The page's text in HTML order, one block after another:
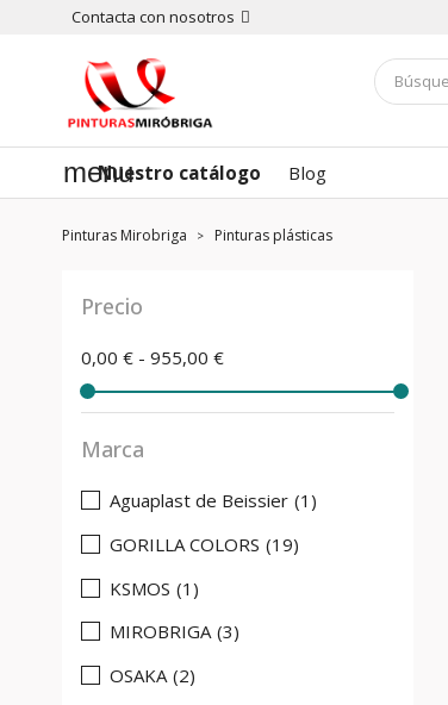
Contacta con nosotros
menuNuestro catálogo Blog
Pinturas Mirobriga Pinturas plásticas
Precio
0,00 € - 955,00 €
Marca
Aguaplast de Beissier (1)
GORILLA COLORS (19)
KSMOS (1)
MIROBRIGA (3)
OSAKA (2)